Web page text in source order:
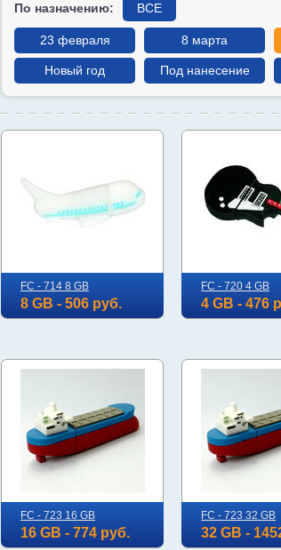
По назначению: ВСЕ
23 февраля 8 марта
Новый год Под нанесение
FC - 714 8 GB
8 GB - 506 руб.
FC - 720 4 GB
4 GB - 476
FC - 723 16 GB
16 GB - 774 руб.
FC - 723 32 GB
32 GB -